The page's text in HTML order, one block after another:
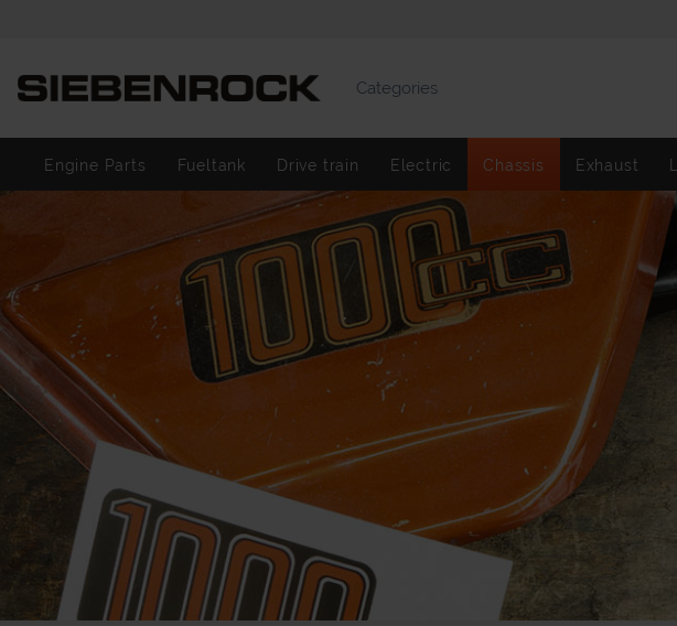
Categories
Engine Parts Fueltank Drive train Electric Chassis Exhaust